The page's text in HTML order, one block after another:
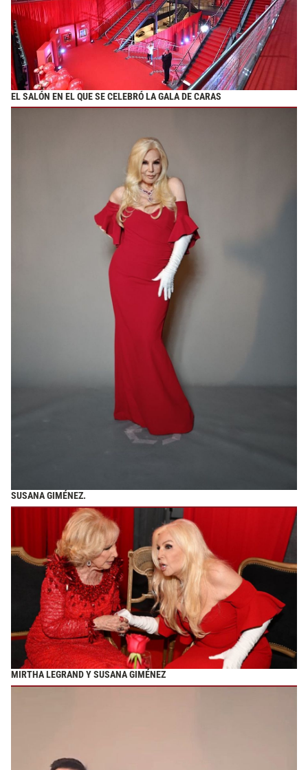
EL SALÓN EN EL QUE SE CELEBRÓ LA GALA DE CARAS
SUSANA GIMÉNEZ.
MIRTHA LEGRAND Y SUSANA GIMÉNEZ